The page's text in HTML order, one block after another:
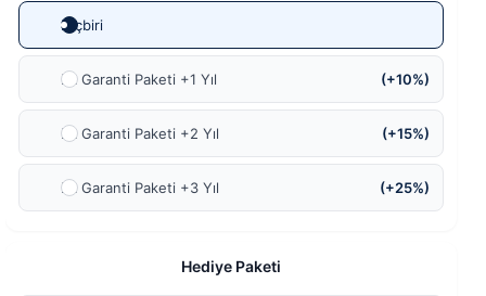
Hiçbiri
Ek Garanti Paketi +1 Yıl (+10%)
Ek Garanti Paketi +2 Yıl (+15%)
Ek Garanti Paketi +3 Yıl (+25%)
Hediye Paketi